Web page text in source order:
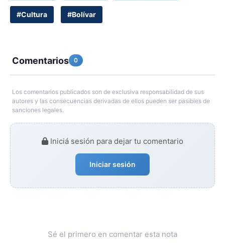
#Cultura #Bolívar
Comentarios 0
Los comentarios publicados son de exclusiva responsabilidad de sus
autores y las consecuencias derivadas de ellos pueden ser pasibles de
sanciones legales.
Iniciá sesión para dejar tu comentario
Iniciar sesión
Sé el primero en comentar esta nota